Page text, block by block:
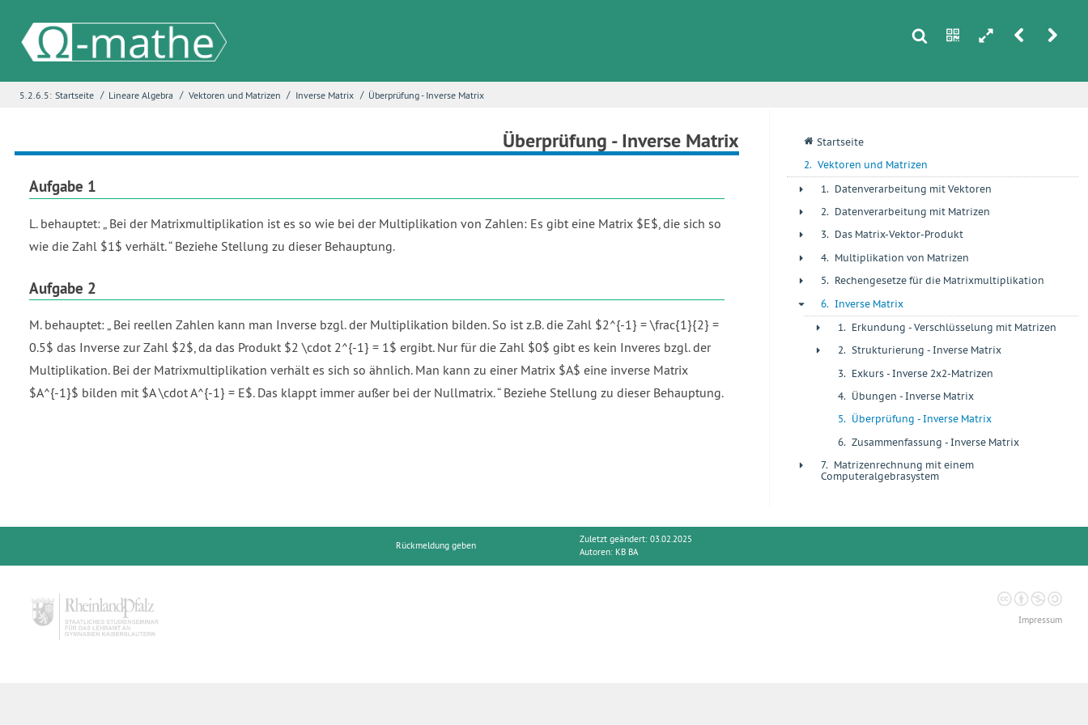
s n h r u
5.2.6.5: Startseite / Lineare Algebra / Vektoren und Matrizen / Inverse Matrix / Überprüfung - Inverse Matrix
Überprüfung - Inverse Matrix
Aufgabe 1
L. behauptet: Bei der Matrixmultiplikation ist es so wie bei der Multiplikation von Zahlen: Es gibt eine Matrix $E$, die sich so
wie die Zahl $1$ verhält. Beziehe Stellung zu dieser Behauptung.
Aufgabe 2
M. behauptet: Bei reellen Zahlen kann man Inverse bzgl. der Multiplikation bilden. So ist z.B. die Zahl $2^{-1} = \frac{1}{2} =
0.5$ das Inverse zur Zahl $2$, da das Produkt $2 \cdot 2^{-1} = 1$ ergibt. Nur für die Zahl $0$ gibt es kein Inveres bzgl. der
Multiplikation. Bei der Matrixmultiplikation verhält es sich so ähnlich. Man kann zu einer Matrix $A$ eine inverse Matrix
$A^{-1}$ bilden mit $A \cdot A^{-1} = E$. Das klappt immer außer bei der Nullmatrix. Beziehe Stellung zu dieser Behauptung.
q Startseite
2. Vektoren und Matrizen
+ 1. Datenverarbeitung mit Vektoren
+ 2. Datenverarbeitung mit Matrizen
+ 3. Das Matrix-Vektor-Produkt
+ 4. Multiplikation von Matrizen
+ 5. Rechengesetze für die Matrixmultiplikation
- 6. Inverse Matrix
+ 1. Erkundung - Verschlüsselung mit Matrizen
+ 2. Strukturierung - Inverse Matrix
3. Exkurs - Inverse 2x2-Matrizen
4. Übungen - Inverse Matrix
5. Überprüfung - Inverse Matrix
6. Zusammenfassung - Inverse Matrix
+ 7. Matrizenrechnung mit einem
Computeralgebrasystem
Rückmeldung geben
Zuletzt geändert: 03.02.2025
Autoren: KB BA
Impressum
E-Mail
Seite*